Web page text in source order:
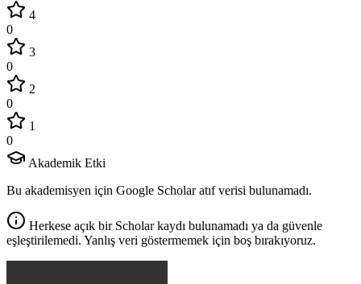
4
0
3
0
2
0
1
0
Akademik Etki
Bu akademisyen için Google Scholar atıf verisi bulunamadı.
Herkese açık bir Scholar kaydı bulunamadı ya da güvenle
eşleştirilemedi. Yanlış veri göstermemek için boş bırakıyoruz.